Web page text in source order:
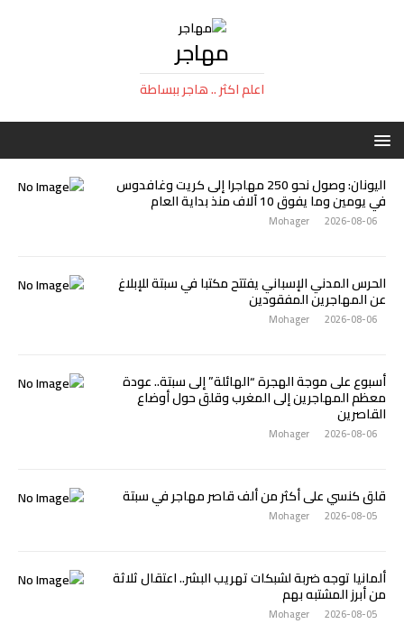
مهاجر
اعلم اكثر .. هاجر ببساطة
اليونان: وصول نحو 250 مهاجرا إلى كريت وغافدوس
في يومين وما يفوق 10 آلاف منذ بداية العام
2026-08-06
Mohager
الحرس المدني الإسباني يفتتح مكتبا في سبتة للإبلاغ
عن المهاجرين المفقودين
2026-08-06
Mohager
أسبوع على موجة الهجرة “الهائلة” إلى سبتة.. عودة
معظم المهاجرين إلى المغرب وقلق حول أوضاع
القاصرين
2026-08-06
Mohager
قلق كنسي على أكثر من ألف قاصر مهاجر في سبتة
2026-08-05
Mohager
ألمانيا توجه ضربة لشبكات تهريب البشر.. اعتقال ثلاثة
من أبرز المشتبه بهم
2026-08-05
Mohager